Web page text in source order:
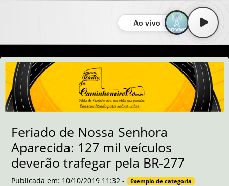
Ao vivo
Feriado de Nossa Senhora
Aparecida: 127 mil veículos
deverão trafegar pela BR-277
Publicada em: 10/10/2019 11:32 - Exemplo de categoria